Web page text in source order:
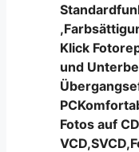
Klick
und
Fotos auf